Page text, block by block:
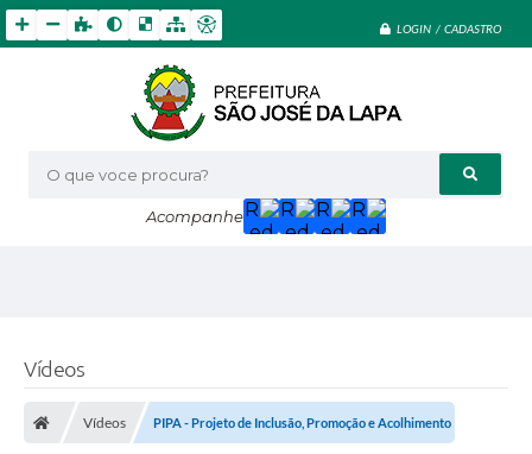
LOGIN / CADASTRO
O que voce procura?
Acompanhe
Vídeos
Vídeos PIPA - Projeto de Inclusão, Promoção e Acolhimento